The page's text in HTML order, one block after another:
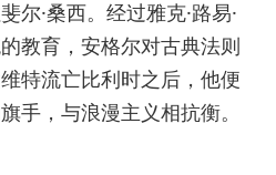
尔·桑西。经过雅克·路易·
教育，安格尔对古典法则
特流亡比利时之后，他便
手，与浪漫主义相抗衡。